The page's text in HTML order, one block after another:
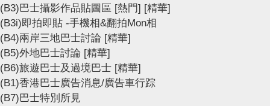
(B3)巴士攝影作品貼圖區 [熱門] [精華]
(B3i)即拍即貼 -手機相&翻拍Mon相
(B4)兩岸三地巴士討論 [精華]
(B5)外地巴士討論 [精華]
(B6)旅遊巴士及過境巴士 [精華]
(B1)香港巴士廣告消息/廣告車行踪
(B7)巴士特別所見